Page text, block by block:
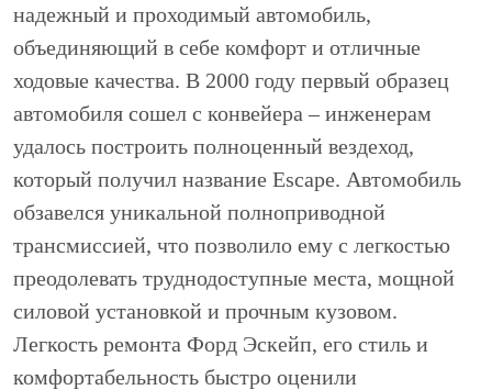
надежный и проходимый автомобиль,
объединяющий в себе комфорт и отличные
ходовые качества. В 2000 году первый образец
автомобиля сошел с конвейера – инженерам
удалось построить полноценный вездеход,
который получил название Escape. Автомобиль
обзавелся уникальной полноприводной
трансмиссией, что позволило ему с легкостью
преодолевать труднодоступные места, мощной
силовой установкой и прочным кузовом.
Легкость ремонта Форд Эскейп, его стиль и
комфортабельность быстро оценили